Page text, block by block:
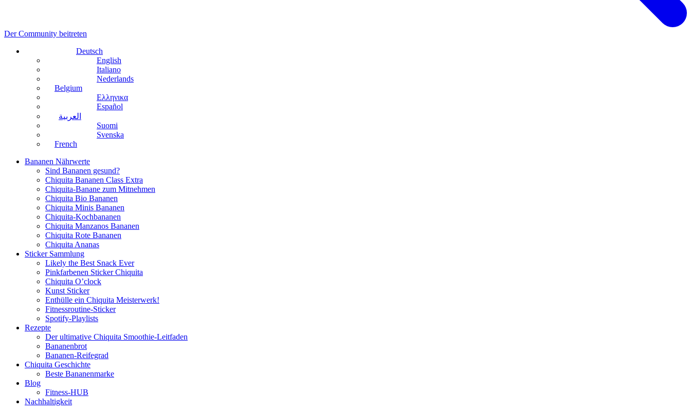
Der Community beitreten
Deutsch
English
Italiano
Nederlands
Belgium
Ελληνικα
Español
العربية
Suomi
Svenska
French
Bananen Nährwerte
Sind Bananen gesund?
Chiquita Bananen Class Extra
Chiquita-Banane zum Mitnehmen
Chiquita Bio Bananen
Chiquita Minis Bananen
Chiquita-Kochbananen
Chiquita Manzanos Bananen
Chiquita Rote Bananen
Chiquita Ananas
Sticker Sammlung
Likely the Best Snack Ever
Pinkfarbenen Sticker Chiquita
Chiquita O’clock
Kunst Sticker
Enthülle ein Chiquita Meisterwerk!
Fitnessroutine-Sticker
Spotify-Playlists
Rezepte
Der ultimative Chiquita Smoothie-Leitfaden
Bananenbrot
Bananen-Reifegrad
Chiquita Geschichte
Beste Bananenmarke
Blog
Fitness-HUB
Nachhaltigkeit